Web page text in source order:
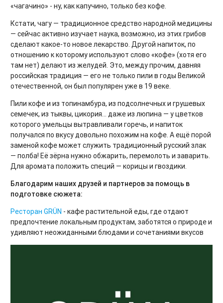
«чагачино» - ну, как капучино, только без кофе.
Кстати, чагу — традиционное средство народной медицины
— сейчас активно изучает наука, возможно, из этих грибов
сделают какое-то новое лекарство. Другой напиток, по
отношению к которому используют слово «кофе» (хотя его
там нет) делают из желудей. Это, между прочим, давняя
российская традиция — его не только пили в годы Великой
отечественной, он был популярен уже в 19 веке.
Пили кофе и из топинамбура, из подсолнечных и грушевых
семечек, из тыквы, цикория... даже из люпина — у цветков
которого умельцы вытравливали горечь, и напиток
получался по вкусу довольно похожим на кофе. А ещё порой
заменой кофе может служить традиционный русский злак
— полба! Её зёрна нужно обжарить, перемолоть и заварить.
Для аромата положить специй — корицы и гвоздики.
Благодарим наших друзей и партнеров за помощь в
подготовке сюжета:
Ресторан GRÜN - кафе растительной еды, где отдают
предпочтение локальным продуктам, заботятся о природе и
удивляют неожиданными блюдами и сочетаниями вкусов